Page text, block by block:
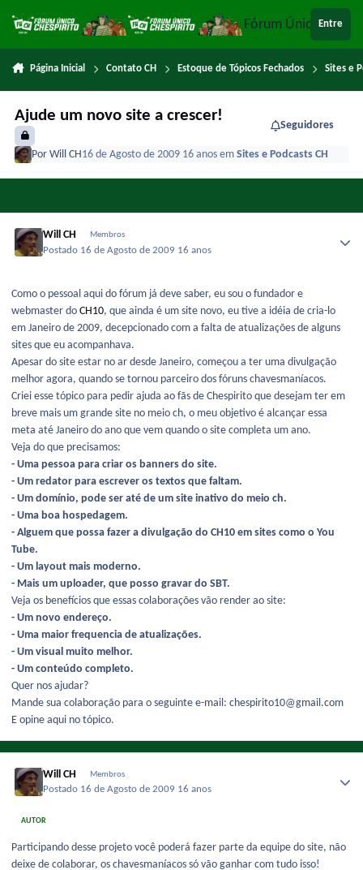
Fórum ÚnicoEntre
Página Inicial Contato CH Estoque de Tópicos Fechados Sites e
Ajude um novo site a crescer!
Seguidores
PorWill CH16 de Agosto de 2009 16 anosemSites e Podcasts CH
Will CH Membros
Postado 16 de Agosto de 2009 16 anos
Como o pessoal aqui do fórum já deve saber, eu sou o fundador e
webmaster do CH10, que ainda é um site novo, eu tive a idéia de cria-lo
em Janeiro de 2009, decepcionado com a falta de atualizações de alguns
sites que eu acompanhava.
Apesar do site estar no ar desde Janeiro, começou a ter uma divulgação
melhor agora, quando se tornou parceiro dos fóruns chavesmaníacos.
Criei esse tópico para pedir ajuda ao fãs de Chespirito que desejam ter em
breve mais um grande site no meio ch, o meu objetivo é alcançar essa
meta até Janeiro do ano que vem quando o site completa um ano.
Veja do que precisamos:
- Uma pessoa para criar os banners do site.
- Um redator para escrever os textos que faltam.
- Um domínio, pode ser até de um site inativo do meio ch.
- Uma boa hospedagem.
- Alguem que possa fazer a divulgação do CH10 em sites como o You
Tube.
- Um layout mais moderno.
- Mais um uploader, que posso gravar do SBT.
Veja os benefícios que essas colaborações vão render ao site:
- Um novo endereço.
- Uma maior frequencia de atualizações.
- Um visual muito melhor.
- Um conteúdo completo.
Quer nos ajudar?
Mande sua colaboração para o seguinte e-mail: chespirito10@gmail.com
E opine aqui no tópico.
Will CH Membros
Postado 16 de Agosto de 2009 16 anos
AUTOR
Participando desse projeto você poderá fazer parte da equipe do site, não
deixe de colaborar, os chavesmaníacos só vão ganhar com tudo isso!